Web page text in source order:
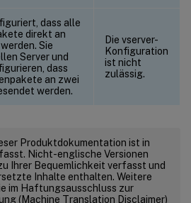
dass alle
direkt an
Sie
Server und
dass
an zwei
werden.
Die vserver-
Konfiguration
ist nicht
zulässig.
Produktdokumentation ist in
Nicht-englische Versionen
Ihrer Bequemlichkeit verfasst und
Inhalte enthalten. Weitere
im Haftungsausschluss zur
(Machine Translation Disclaimer)